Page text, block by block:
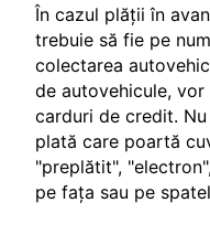
În cazul plății în
trebuie să fie pe
colectarea
de autovehicule,
carduri de credit.
plată care poartă
"preplătit",
pe fața sau pe